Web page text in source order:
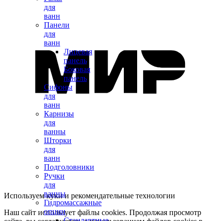
для
ванн
Панели
для
ванн
Лицевая
панель
Боковая
панель
Сифоны
для
ванн
Карнизы
для
ванны
Шторки
для
ванн
Подголовники
Ручки
для
ванны
Гидромассажные
опции
Используем куки и рекомендательные технологии
Наш сайт использует файлы cookies. Продолжая просмотр